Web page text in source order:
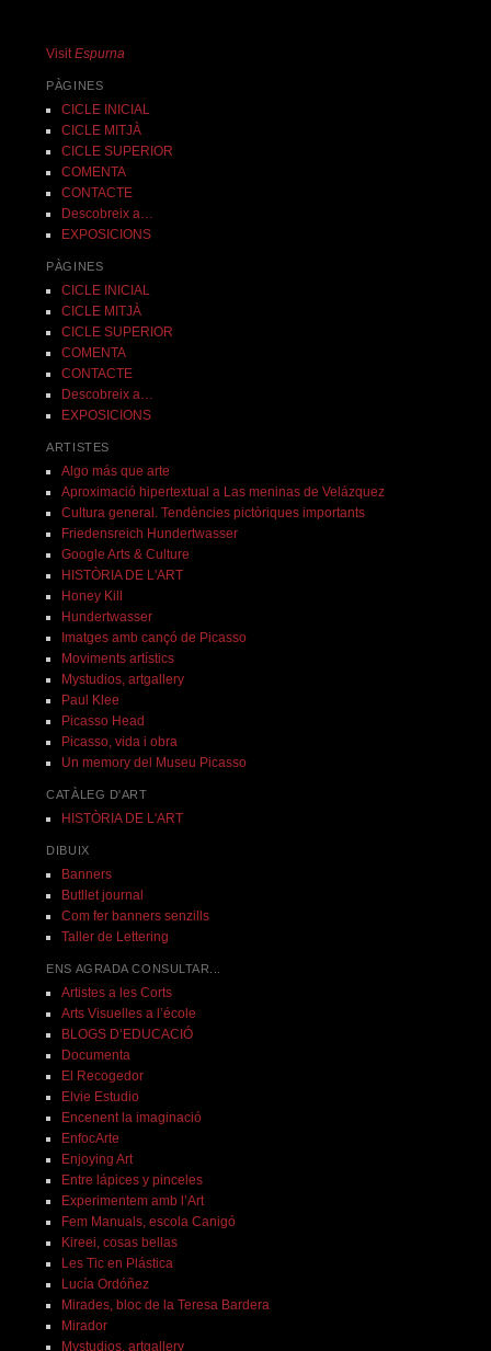
VisitEspurna
PÀGINES
CICLE INICIAL
CICLE MITJÀ
CICLE SUPERIOR
COMENTA
CONTACTE
Descobreix a…
EXPOSICIONS
PÀGINES
CICLE INICIAL
CICLE MITJÀ
CICLE SUPERIOR
COMENTA
CONTACTE
Descobreix a…
EXPOSICIONS
ARTISTES
Algo más que arte
Aproximació hipertextual a Las meninas de Velázquez
Cultura general. Tendències pictòriques importants
Friedensreich Hundertwasser
Google Arts & Culture
HISTÒRIA DE L'ART
Honey Kill
Hundertwasser
Imatges amb cançó de Picasso
Moviments artístics
Mystudios, artgallery
Paul Klee
Picasso Head
Picasso, vida i obra
Un memory del Museu Picasso
CATÀLEG D'ART
HISTÒRIA DE L'ART
DIBUIX
Banners
Butllet journal
Com fer banners senzills
Taller de Lettering
ENS AGRADA CONSULTAR...
Artistes a les Corts
Arts Visuelles a l’école
BLOGS D’EDUCACIÓ
Documenta
El Recogedor
Elvie Estudio
Encenent la imaginació
EnfocArte
Enjoying Art
Entre lápices y pinceles
Experimentem amb l’Art
Fem Manuals, escola Canigó
Kireei, cosas bellas
Les Tic en Plástica
Lucía Ordóñez
Mirades, bloc de la Teresa Bardera
Mirador
Mystudios, artgallery